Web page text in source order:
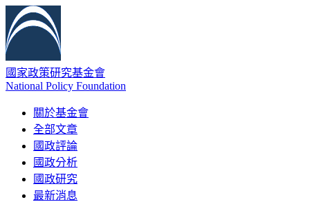
國家政策研究基金會
National Policy Foundation
關於基金會
全部文章
國政評論
國政分析
國政研究
最新消息